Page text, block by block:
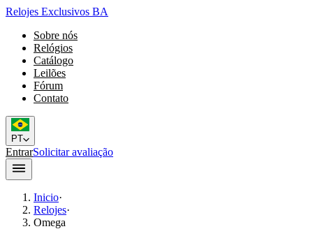
Relojes Exclusivos BA
Sobre nós
Relógios
Catálogo
Leilões
Fórum
Contato
PT
EntrarSolicitar avaliação
Inicio·
Relojes·
Omega